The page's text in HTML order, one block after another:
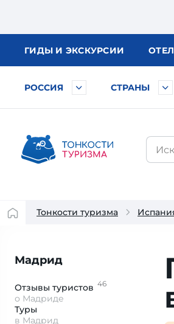
ГИДЫ И ЭКСКУРСИИ
РОССИЯ СТРАНЫ
Тонкости туризма
Мадрид
Отзывы туристов 46
о Мадриде
Туры
в Мадрид